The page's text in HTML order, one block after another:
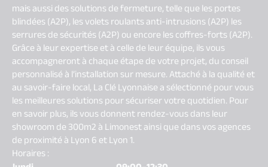
mais aussi des solutions de fermeture, telle que les portes
blindées (A2P), les volets roulants anti-intrusions (A2P) les
serrures de sécurités (A2P) ou encore les coffres-forts (A2P).
Grâce à leur expertise et à celle de leur équipe, ils vous
accompagneront à chaque étape de votre projet, du conseil
personnalisé à l’installation sur mesure. Attaché à la qualité et
au savoir-faire local, La Clé Lyonnaise a sélectionné pour vous
les meilleures solutions pour sécuriser votre quotidien. Pour
en savoir plus, ils vous donnent rendez-vous dans leur
showroom de 300m2 à Limonest ainsi que dans vos agences
de proximité à Lyon 6 et Lyon 1.
Horaires :